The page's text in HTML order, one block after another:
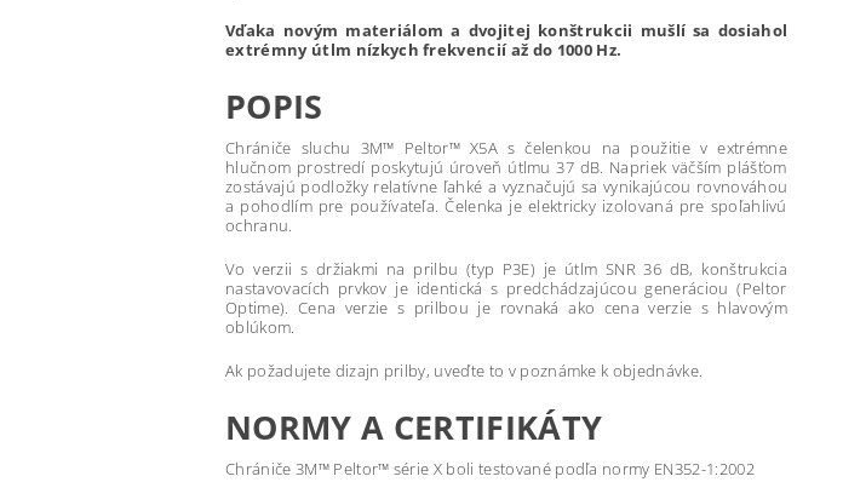
Vďaka novým materiálom a dvojitej konštrukcii mušlí sa dosiahol
extrémny útlm nízkych frekvencií až do 1000 Hz.
POPIS
Chrániče sluchu 3M™ Peltor™ X5A s čelenkou na použitie v extrémne
hlučnom prostredí poskytujú úroveň útlmu 37 dB. Napriek väčším plášťom
zostávajú podložky relatívne ľahké a vyznačujú sa vynikajúcou rovnováhou
a pohodlím pre používateľa. Čelenka je elektricky izolovaná pre spoľahlivú
ochranu.
Vo verzii s držiakmi na prilbu (typ P3E) je útlm SNR 36 dB, konštrukcia
nastavovacích prvkov je identická s predchádzajúcou generáciou (Peltor
Optime). Cena verzie s prilbou je rovnaká ako cena verzie s hlavovým
oblúkom.
Ak požadujete dizajn prilby, uveďte to v poznámke k objednávke.
NORMY A CERTIFIKÁTY
Chrániče 3M™ Peltor™ série X boli testované podľa normy EN352-1:2002